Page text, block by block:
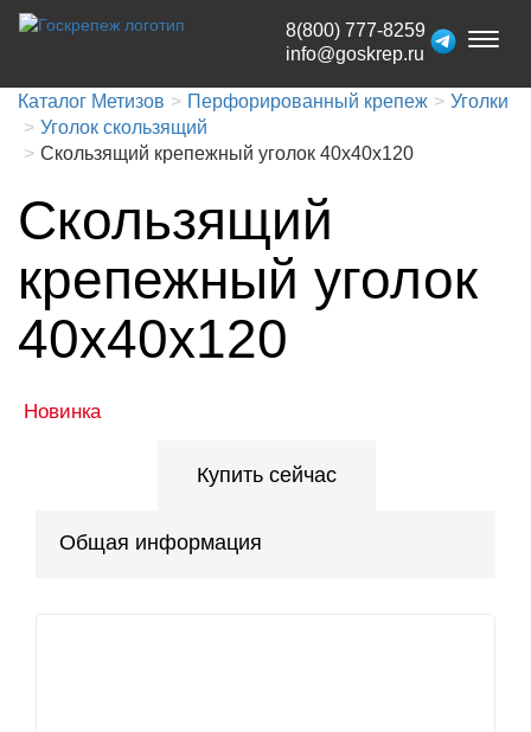
Toggle
8(800) 777-8259
info@goskrep.ru
Каталог Метизов Перфорированный крепеж
Уголки
Уголок скользящий
Скользящий крепежный уголок 40х40х120
Скользящий
крепежный уголок
40х40х120
Новинка
Купить сейчас
Общая информация